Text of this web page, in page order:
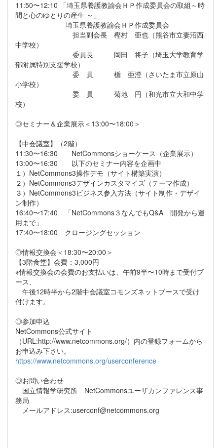
11:50〜12:10 「埼玉県養護教諭会ＨＰ作成委員会の取組～時
間と心のゆとりの産生 ～」
埼玉県養護教諭会ＨＰ作成委員会
担当副会長 樫村 亜也（熊谷市立妻沼西
中学校）
委員長 岡田 将子（埼玉大学教育学
部附属特別支援学校）
委 員 楯 亜澄（さいたま市立原山
小学校）
委 員 菊地 円（和光市立大和中学
校）
◎セミナー＆企業展示＜13:00〜18:00＞
【中会議室】（2階）
11:30〜16:30 NetCommonsショーケース（企業展示）
13:00〜16:30 以下のセミナー内容を企画中
１）NetCommons3操作デモ（サイト構築実演）
２）NetCommons3デザインカスタマイズ（テーマ作成）
３）NetCommons3ビジネス参入方法（サイト制作・デザイ
ン制作）
16:40〜17:40 「NetCommons３なんでもQ&A 開発から運
用まで」
17:40〜18:00 クロージングセッション
◎情報交換会＜18:30〜20:00＞
【3階食堂】会費：3,000円
※情報交換会の会費のお支払いは、午前9半〜10時まで受付ブ
ース、
午後12時半から2階中会議室コモンズネットブースで受け
付けます。
◎参加申込
NetCommons公式サイト
（URL:http://www.netcommons.org/）内の登録フォームから
お申込み下さい。
https://www.netcommons.org/userconference
◎お問い合わせ
国立情報学研究所 NetCommonsユーザカンファレンス事
務局
メールアドレス:userconf@netcommons.org